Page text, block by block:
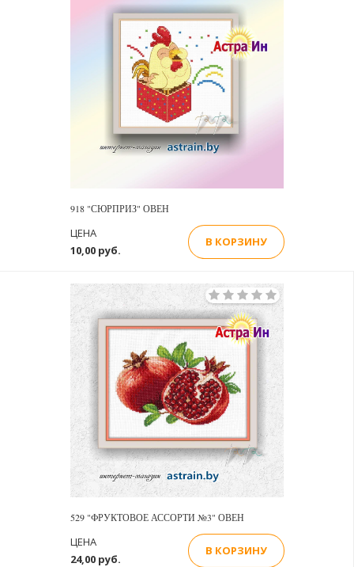
918 "СЮРПРИЗ" ОВЕН
10,00 руб.
ЦЕНА
В КОРЗИНУ
529 "ФРУКТОВОЕ АССОРТИ №3" ОВЕН
24,00 руб.
ЦЕНА
В КОРЗИНУ